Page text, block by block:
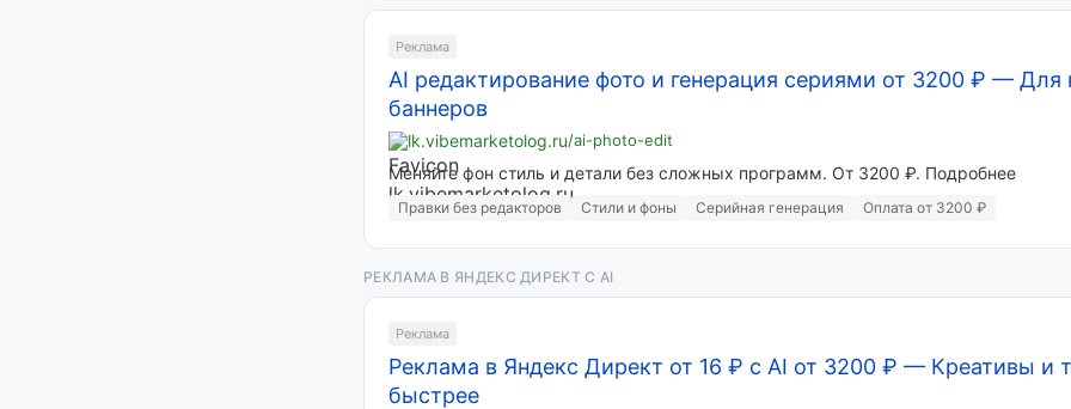
Реклама
AI редактирование фото и генерация сериями от 3200 ₽ — Для
баннеров
lk.vibemarketolog.ru/ai-photo-edit
Меняйте фон стиль и детали без сложных программ. От 3200 ₽. Подробнее
Правки без редакторов Стили и фоны Серийная генерация Оплата от 3200 ₽
РЕКЛАМА В ЯНДЕКС ДИРЕКТ С AI
Реклама
Реклама в Яндекс Директ от 16 ₽ с AI от 3200 ₽ — Креативы и
быстрее